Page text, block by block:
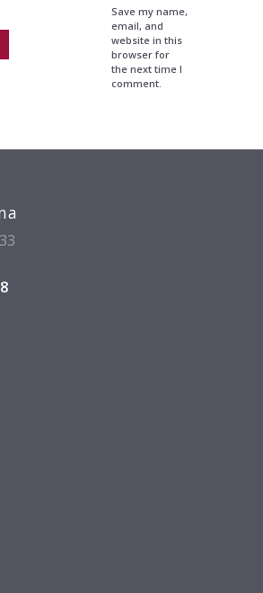
Save my name,
email, and
website in this
browser for
the next time I
comment.